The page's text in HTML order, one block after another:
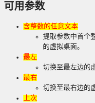
可用参数
含整数的任意文本
提取参数中首个
的虚拟桌面。
最左
切换至最左边的
最右
切换至最右边的
上次